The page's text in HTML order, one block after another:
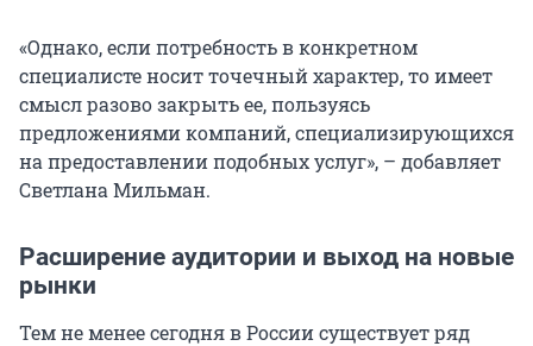
«Однако, если потребность в конкретном
специалисте носит точечный характер, то имеет
смысл разово закрыть ее, пользуясь
предложениями компаний, специализирующихся
на предоставлении подобных услуг», – добавляет
Светлана Мильман.
Расширение аудитории и выход на новые
рынки
Тем не менее сегодня в России существует ряд